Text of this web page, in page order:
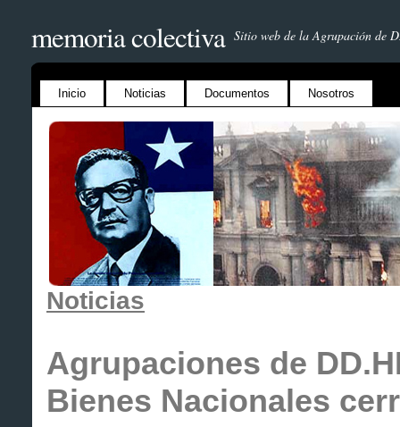
memoria colectiva Sitio web de la Agrupación de
Inicio Noticias Documentos Nosotros
Noticias
Agrupaciones de
Bienes Nacionales